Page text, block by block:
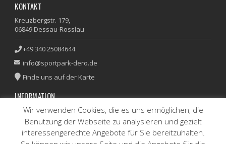
KONTAKT
Kreuzbergstr. 179,
06849 Dessau-Rosslau
+49 340 25084644
info@sportpark-dero.de
Finde uns auf der Karte
INFORMATION
Impressum|Datenschutz
SPORTPARK SPORTSHOP
Wir verwenden Cookies, die es uns ermöglichen, die
Benutzung der Webseite zu analysieren und gezielt
interessengerechte Angebote für Sie bereitzuhalten.